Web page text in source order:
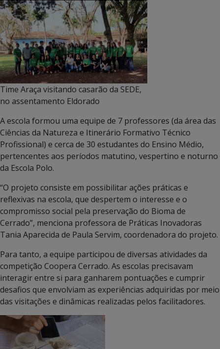
Time Araça visitando casarão da SEDE,
no assentamento Eldorado
A escola formou uma equipe de 7 professores (da área das
Ciências da Natureza e Itinerário Formativo Técnico
Profissional) e cerca de 30 estudantes do Ensino Médio,
pertencentes aos períodos matutino, vespertino e noturno
da Escola Polo.
“O projeto consiste em possibilitar ações práticas e
reflexivas na escola, que despertem o interesse e o
compromisso social pela preservação do Bioma de
Cerrado”, menciona professora de Práticas Inovadoras
Tania Aparecida de Paula Servim, coordenadora do projeto.
Para tanto, a equipe participou de diversas atividades da
competição Coopera Cerrado. As escolas precisavam
interagir entre si para ganharem pontuações e cumprir
desafios que envolviam as experiências adquiridas por meio
das visitações e dinâmicas realizadas pelos facilitadores.